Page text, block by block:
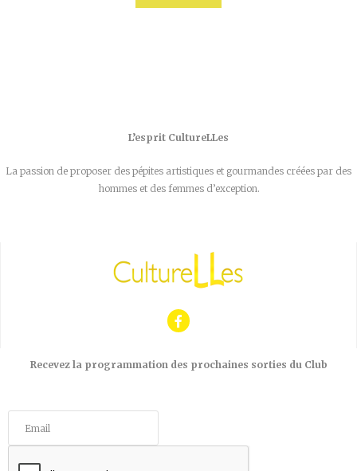
L’esprit CultureLLes
La passion de proposer des pépites artistiques et gourmandes créées par des
hommes et des femmes d’exception.
Recevez la programmation des prochaines sorties du Club